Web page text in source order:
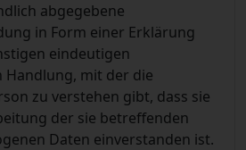
abgegebene
in Form einer Erklärung
eindeutigen
Handlung, mit der die
zu verstehen gibt, dass sie
der sie betreffenden
Daten einverstanden ist.